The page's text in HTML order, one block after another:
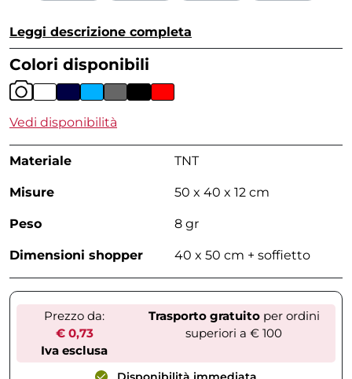
Leggi descrizione completa
Colori disponibili
Vedi disponibilità
Materiale TNT
Misure 50 x 40 x 12 cm
Peso 8 gr
Dimensioni shopper 40 x 50 cm + soffietto
Prezzo da:
€ 0,73
Iva esclusa
Trasporto gratuitoper ordini
superiori a € 100